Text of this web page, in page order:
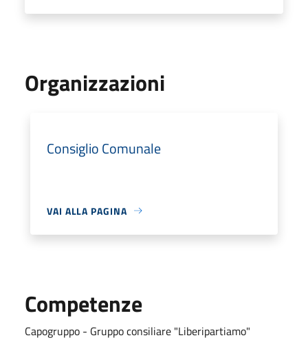
Organizzazioni
Consiglio Comunale
VAI ALLA PAGINA
Competenze
Capogruppo - Gruppo consiliare "Liberipartiamo"